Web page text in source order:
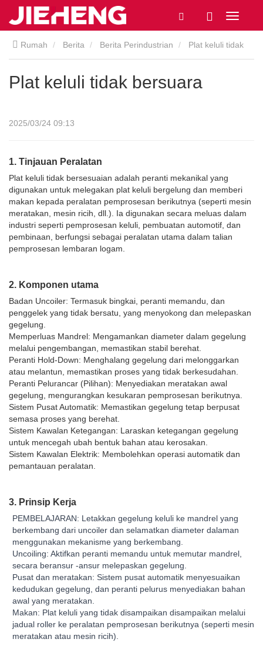
Rumah Berita Berita Perindustrian
Plat keluli tidak bersuara
2025/03/24 09:13
1. Tinjauan Peralatan
Plat keluli tidak bersesuaian adalah peranti mekanikal yang
digunakan untuk melegakan plat keluli bergelung dan memberi
makan kepada peralatan pemprosesan berikutnya (seperti mesin
meratakan, mesin ricih, dll.). Ia digunakan secara meluas dalam
industri seperti pemprosesan keluli, pembuatan automotif, dan
pembinaan, berfungsi sebagai peralatan utama dalam talian
pemprosesan lembaran logam.
2. Komponen utama
Badan Uncoiler: Termasuk bingkai, peranti memandu, dan
penggelek yang tidak bersatu, yang menyokong dan melepaskan
gegelung.
Memperluas Mandrel: Mengamankan diameter dalam gegelung
melalui pengembangan, memastikan stabil berehat.
Peranti Hold-Down: Menghalang gegelung dari melonggarkan
atau melantun, memastikan proses yang tidak berkesudahan.
Peranti Pelurancar (Pilihan): Menyediakan meratakan awal
gegelung, mengurangkan kesukaran pemprosesan berikutnya.
Sistem Pusat Automatik: Memastikan gegelung tetap berpusat
semasa proses yang berehat.
Sistem Kawalan Ketegangan: Laraskan ketegangan gegelung
untuk mencegah ubah bentuk bahan atau kerosakan.
Sistem Kawalan Elektrik: Membolehkan operasi automatik dan
pemantauan peralatan.
3. Prinsip Kerja
PEMBELAJARAN: Letakkan gegelung keluli ke mandrel yang
berkembang dari uncoiler dan selamatkan diameter dalaman
menggunakan mekanisme yang berkembang.
Uncoiling: Aktifkan peranti memandu untuk memutar mandrel,
secara beransur -ansur melepaskan gegelung.
Pusat dan meratakan: Sistem pusat automatik menyesuaikan
kedudukan gegelung, dan peranti pelurus menyediakan bahan
awal yang meratakan.
Makan: Plat keluli yang tidak disampaikan disampaikan melalui
jadual roller ke peralatan pemprosesan berikutnya (seperti mesin
meratakan atau mesin ricih).